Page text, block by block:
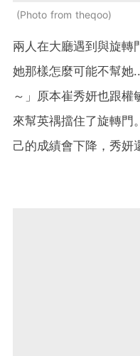
Photo from theqoo
兩人在大廳遇到與旋轉
她那樣怎麼可能不幫她
～」原本崔秀妍也跟權
來幫英禑擋住了旋轉門
己的成績會下降，秀妍